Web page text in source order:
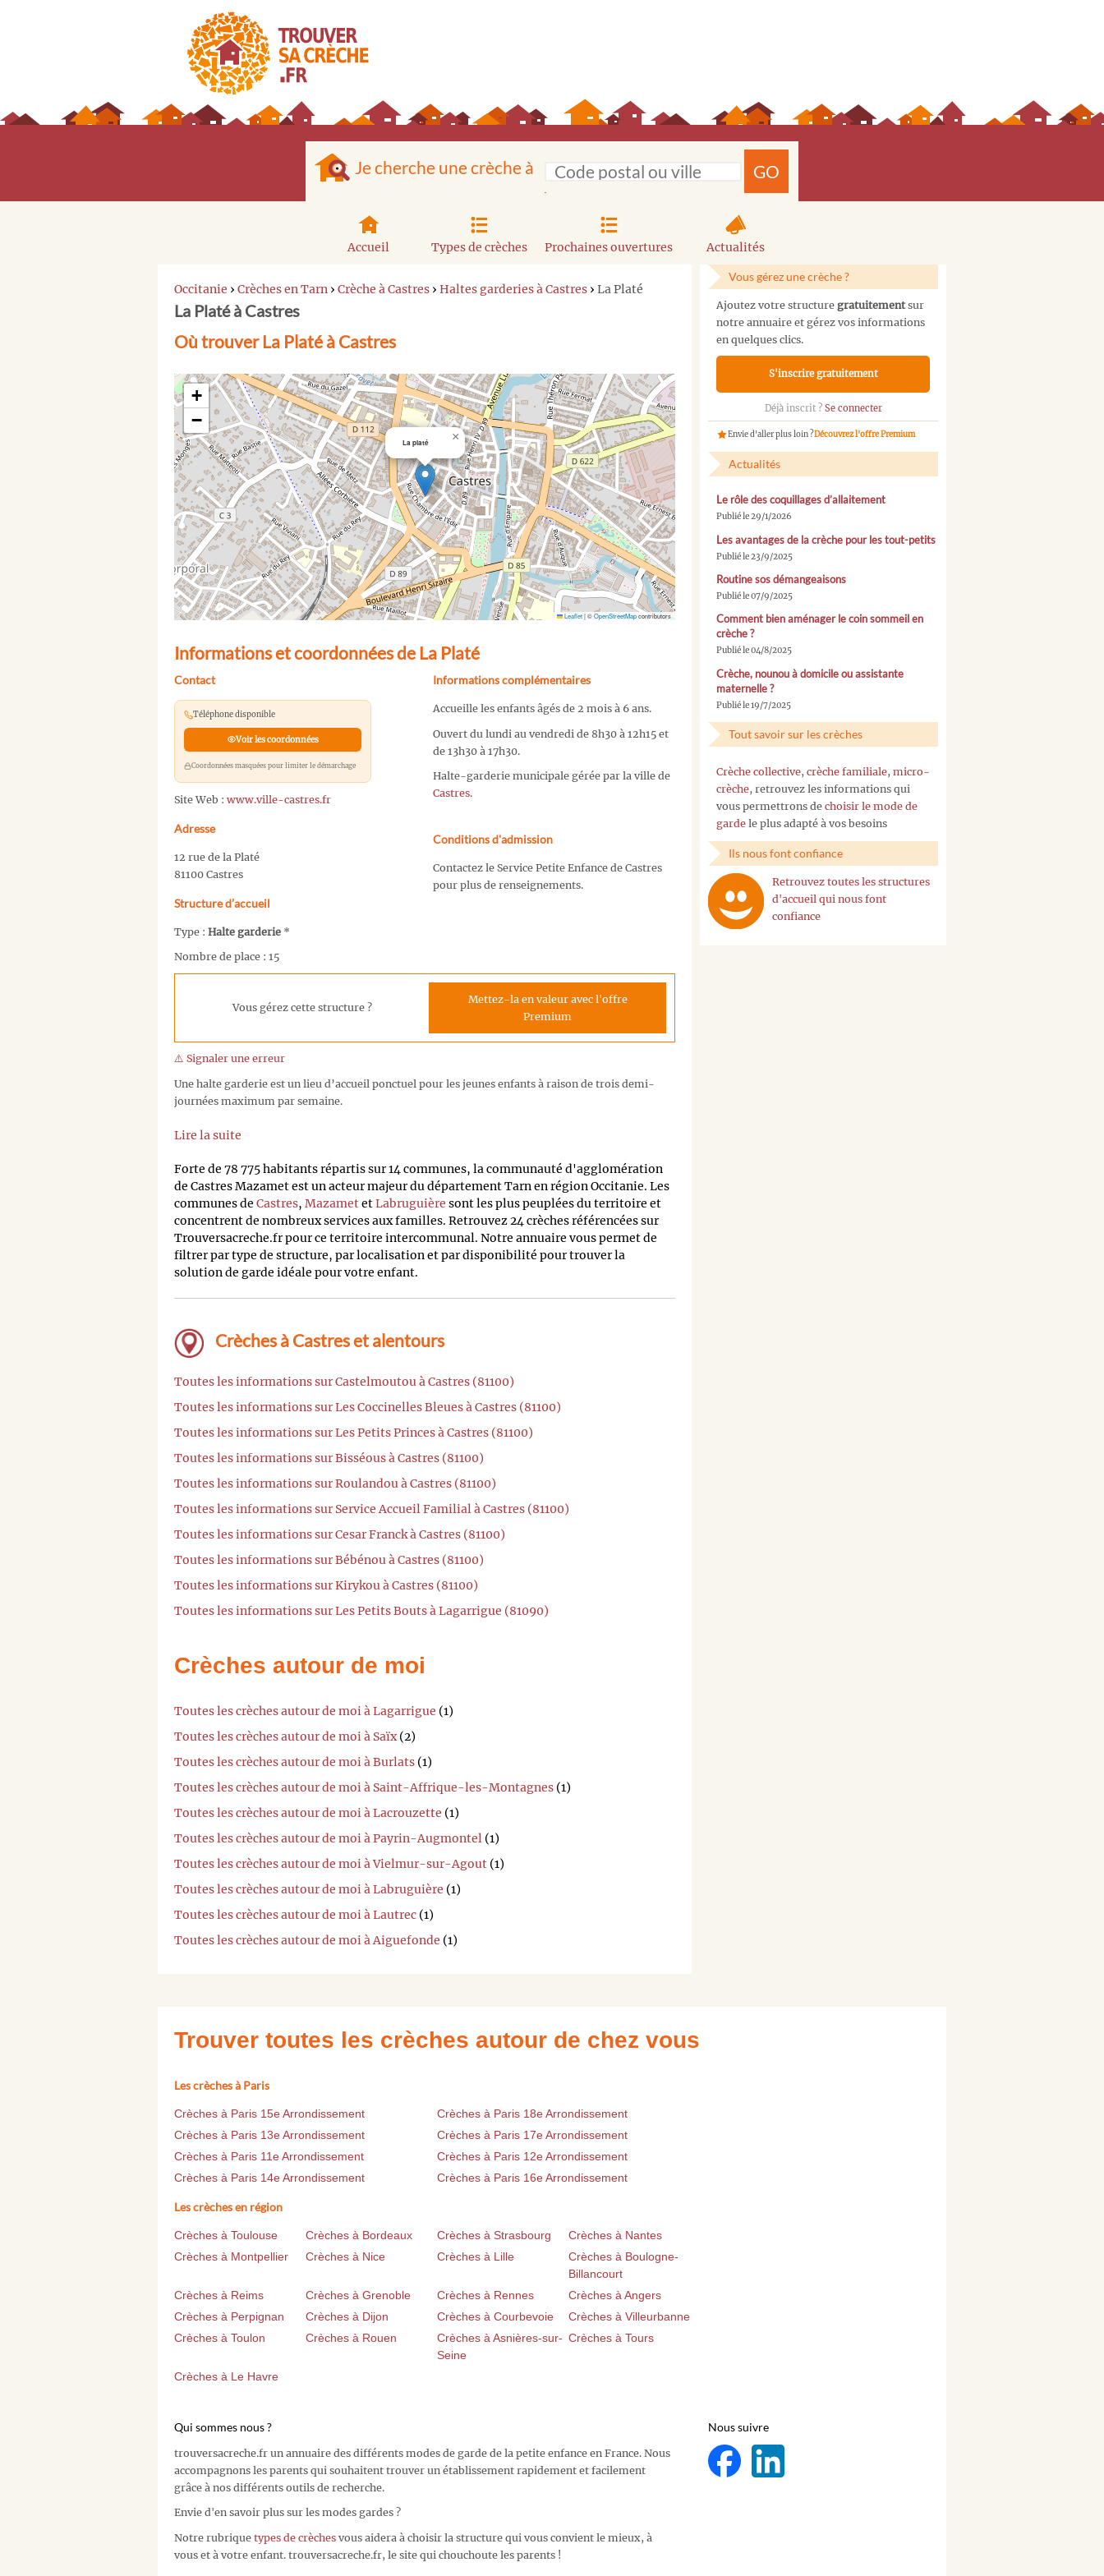
Je cherche une crèche à GO
Accueil Types de crèches Prochaines ouvertures Actualités
Occitanie › Crèches en Tarn › Crèche à Castres › Haltes garderies à Castres › La Platé
La Platé à Castres
Où trouver La Platé à Castres
La platé ×
+
−
Leaflet|©OpenStreetMapcontributors
Informations et coordonnées de La Platé
Contact
Téléphone disponible
Voir les coordonnées
Coordonnées masquées pour limiter le démarchage
Site Web : www.ville-castres.fr
Adresse
12 rue de la Platé
81100 Castres
Structure d’accueil
Type : Halte garderie *
Nombre de place : 15
Informations complémentaires
Accueille les enfants âgés de 2 mois à 6 ans.
Ouvert du lundi au vendredi de 8h30 à 12h15 et
de 13h30 à 17h30.
Halte-garderie municipale gérée par la ville de
Castres.
Conditions d'admission
Contactez le Service Petite Enfance de Castres
pour plus de renseignements.
Vous gérez cette structure ?
Mettez-la en valeur avec l'offre
Premium
⚠️ Signaler une erreur
Une halte garderie est un lieu d’accueil ponctuel pour les jeunes enfants à raison de trois demi-
journées maximum par semaine.
Lire la suite
Forte de 78 775 habitants répartis sur 14 communes, la communauté d'agglomération
de Castres Mazamet est un acteur majeur du département Tarn en région Occitanie. Les
communes de Castres, MazametetLabruguière sont les plus peuplées du territoire et
concentrent de nombreux services aux familles. Retrouvez 24 crèches référencées sur
Trouversacreche.fr pour ce territoire intercommunal. Notre annuaire vous permet de
filtrer par type de structure, par localisation et par disponibilité pour trouver la
solution de garde idéale pour votre enfant.
Crèches à Castres et alentours
Toutes les informations sur Castelmoutou à Castres (81100)
Toutes les informations sur Les Coccinelles Bleues à Castres (81100)
Toutes les informations sur Les Petits Princes à Castres (81100)
Toutes les informations sur Bisséous à Castres (81100)
Toutes les informations sur Roulandou à Castres (81100)
Toutes les informations sur Service Accueil Familial à Castres (81100)
Toutes les informations sur Cesar Franck à Castres (81100)
Toutes les informations sur Bébénou à Castres (81100)
Toutes les informations sur Kirykou à Castres (81100)
Toutes les informations sur Les Petits Bouts à Lagarrigue (81090)
Crèches autour de moi
Toutes les crèches autour de moi à Lagarrigue (1)
Toutes les crèches autour de moi à Saïx(2)
Toutes les crèches autour de moi à Burlats (1)
Toutes les crèches autour de moi à Saint-Affrique-les-Montagnes (1)
Toutes les crèches autour de moi à Lacrouzette (1)
Toutes les crèches autour de moi à Payrin-Augmontel (1)
Toutes les crèches autour de moi à Vielmur-sur-Agout (1)
Toutes les crèches autour de moi à Labruguière (1)
Toutes les crèches autour de moi à Lautrec (1)
Toutes les crèches autour de moi à Aiguefonde (1)
Vous gérez une crèche ?
Ajoutez votre structure gratuitementsur
notre annuaire et gérez vos informations
en quelques clics.
S'inscrire gratuitement
Déjà inscrit ? Se connecter
Envie d'aller plus loin ?Découvrez l'offre Premium
Actualités
Le rôle des coquillages d’allaitement
Publié le 29/1/2026
Les avantages de la crèche pour les tout-petits
Publié le 23/9/2025
Routine sos démangeaisons
Publié le 07/9/2025
Comment bien aménager le coin sommeil en
crèche ?
Publié le 04/8/2025
Crèche, nounou à domicile ou assistante
maternelle ?
Publié le 19/7/2025
Tout savoir sur les crèches
Crèche collective, crèche familiale, micro-
crèche, retrouvez les informations qui
vous permettrons de choisir le mode de
garde le plus adapté à vos besoins
Ils nous font confiance
Retrouvez toutes les structures
d'accueil qui nous font
confiance
Trouver toutes les crèches autour de chez vous
Les crèches à Paris
Crèches à Paris 15e Arrondissement
Crèches à Paris 18e Arrondissement
Crèches à Paris 13e Arrondissement
Crèches à Paris 17e Arrondissement
Crèches à Paris 11e Arrondissement
Crèches à Paris 12e Arrondissement
Crèches à Paris 14e Arrondissement
Crèches à Paris 16e Arrondissement
Les crèches en région
Crèches à Toulouse Crèches à Bordeaux Crèches à Strasbourg
Crèches à Nantes
Crèches à Montpellier
Crèches à Nice Crèches à Lille
Crèches à Boulogne-
Billancourt
Crèches à Reims
Crèches à Grenoble Crèches à Rennes
Crèches à Angers
Crèches à Perpignan
Crèches à Dijon Crèches à Courbevoie
Crèches à Villeurbanne
Crèches à Toulon
Crèches à Rouen
Crèches à Asnières-sur-
Seine
Crèches à Tours
Crèches à Le Havre
Qui sommes nous ?
trouversacreche.fr un annuaire des différents modes de garde de la petite enfance en France. Nous
accompagnons les parents qui souhaitent trouver un établissement rapidement et facilement
grâce à nos différents outils de recherche.
Envie d'en savoir plus sur les modes gardes ?
Notre rubrique types de crèches vous aidera à choisir la structure qui vous convient le mieux, à
vous et à votre enfant. trouversacreche.fr, le site qui chouchoute les parents !
Nous suivre